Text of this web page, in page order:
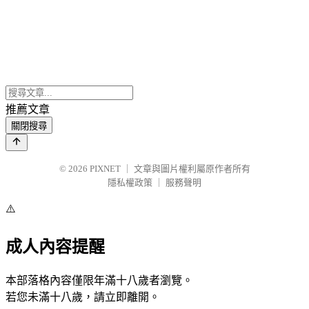
推薦文章
關閉搜尋
© 2026 PIXNET
文章與圖片權利屬原作者所有
隱私權政策
服務聲明
⚠️
成人內容提醒
本部落格內容僅限年滿十八歲者瀏覽。
若您未滿十八歲，請立即離開。